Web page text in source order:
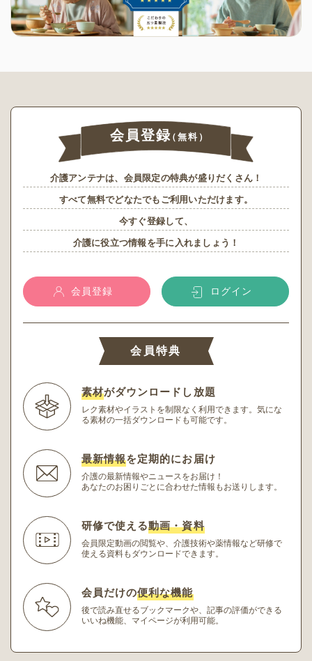
会員登録（無料）
介護アンテナは、会員限定の特典が盛りだくさん！
すべて無料でどなたでもご利用いただけます。
今すぐ登録して、
介護に役立つ情報を手に入れましょう！
会員登録 ログイン
会員特典
素材がダウンロードし放題
レク素材やイラストを制限なく利用できます。 気にな
る素材の一括ダウンロードも可能です。
最新情報を定期的にお届け
介護の最新情報やニュースをお届け！
あなたのお困りごとに合わせた情報もお送りします。
研修で使える動画・資料
会員限定動画の閲覧や、介護技術や薬情報など研修で
使える資料もダウンロードできます。
会員だけの便利な機能
後で読み直せるブックマークや、記事の評価ができる
いいね機能、マイページが利用可能。